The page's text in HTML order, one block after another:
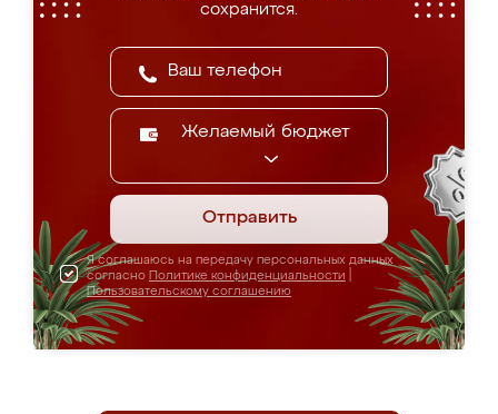
сохранится.
Желаемый бюджет
Отправить
Я соглашаюсь на передачу персональных данных
согласно Политике конфиденциальности
Пользовательскому соглашению